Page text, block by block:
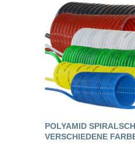
POLYAMID
VERSCHIEDENE